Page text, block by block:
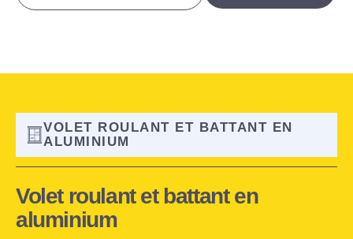
VOLET ROULANT ET BATTANT EN
ALUMINIUM
Volet roulant et battant en
aluminium